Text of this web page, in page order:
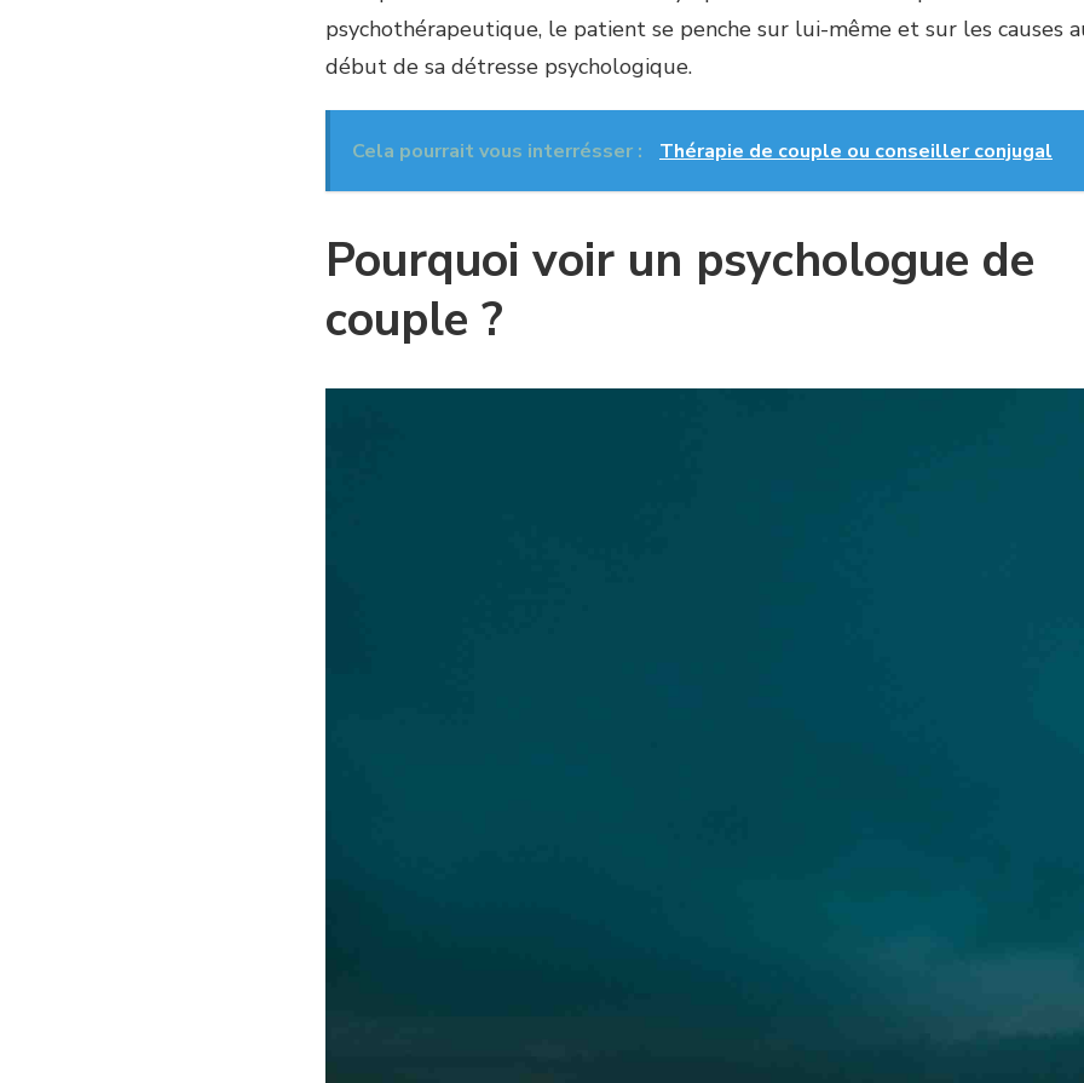
psychothérapeutique, le patient se penche sur lui-même et sur les causes
début de sa détresse psychologique.
Cela pourrait vous interrésser : Thérapie de couple ou conseiller conjugal
Pourquoi voir un psychologue de
couple ?